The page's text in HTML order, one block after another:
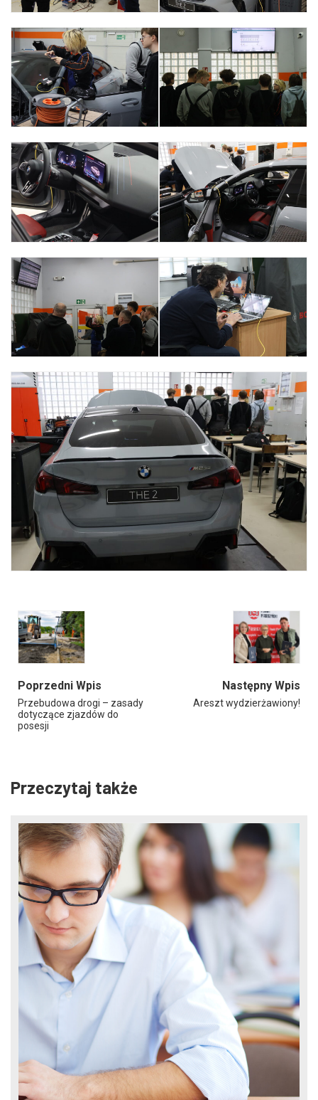
Poprzedni Wpis
Przebudowa drogi – zasady
dotyczące zjazdów do
posesji
Następny Wpis
Areszt wydzierżawiony!
Przeczytaj także